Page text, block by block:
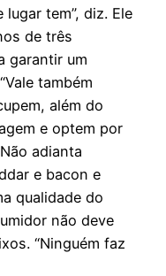
tem”, diz. Ele
de três
garantir um
também
além do
e optem por
adianta
e bacon e
qualidade do
não deve
“Ninguém faz